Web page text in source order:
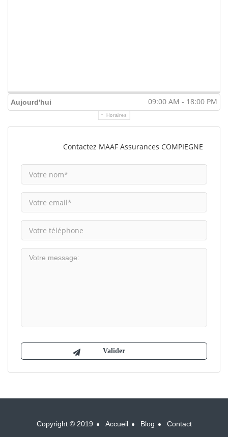
Aujourd'hui 09:00 AM - 18:00 PM
Horaires
Contactez MAAF Assurances COMPIEGNE
Copyright © 2019 Accueil Blog Contact